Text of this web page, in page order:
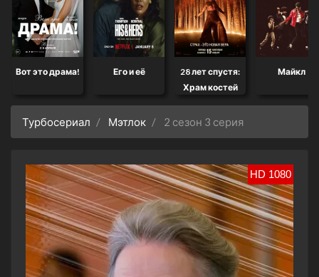
Вот это драма! Его и её
28 лет спустя:
Храм костей
Майкл
Турбосериал Мэтлок 2 сезон 3 серия
HD 1080